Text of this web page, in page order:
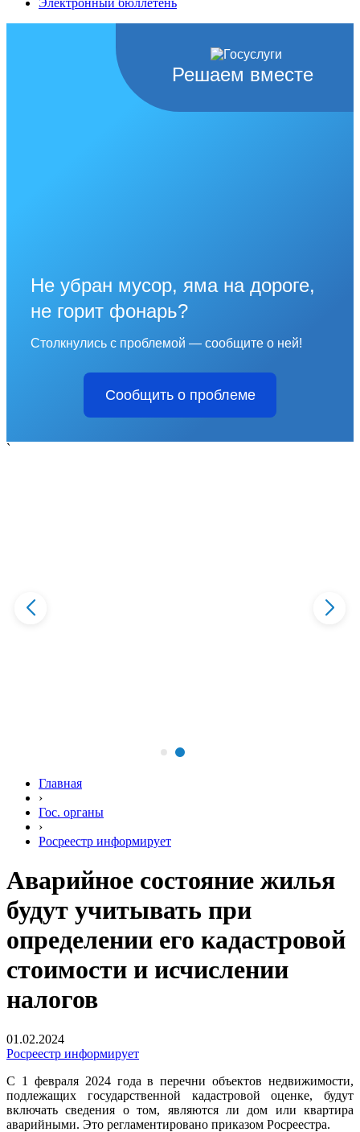
Электронный бюллетень
Решаем вместе
Не убран мусор, яма на дороге,
не горит фонарь?
Столкнулись с проблемой — сообщите о ней!
Сообщить о проблеме
`
Главная
›
Гос. органы
›
Росреестр информирует
Аварийное состояние жилья
будут учитывать при
определении его кадастровой
стоимости и исчислении
налогов
01.02.2024
Росреестр информирует
С 1 февраля 2024 года в перечни объектов недвижимости,
подлежащих государственной кадастровой оценке, будут
включать сведения о том, являются ли дом или квартира
аварийными. Это регламентировано приказом Росреестра.